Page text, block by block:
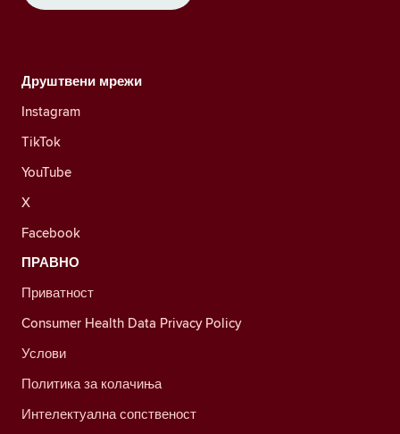
Друштвени мрежи
Instagram
TikTok
YouTube
X
Facebook
ПРАВНО
Приватност
Consumer Health Data Privacy Policy
Услови
Политика за колачиња
Интелектуална сопственост